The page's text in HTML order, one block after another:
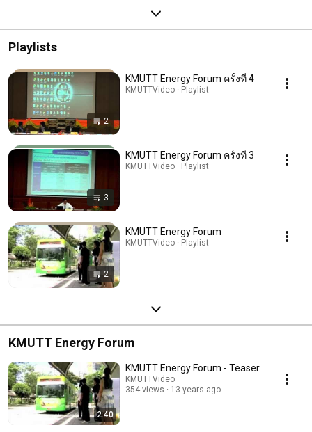
Playlists
2
KMUTT Energy Forum ครั้งที่ 4
KMUTTVideo · Playlist
3
KMUTT Energy Forum ครั้งที่ 3
KMUTTVideo · Playlist
2
KMUTT Energy Forum
KMUTTVideo · Playlist
KMUTT Energy Forum
2:40
KMUTT Energy Forum - Teaser
KMUTTVideo
354 views
13 years ago